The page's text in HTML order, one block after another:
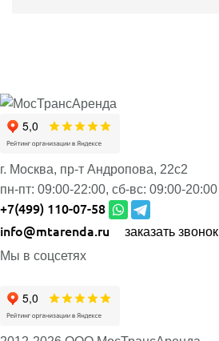
г. Москва, пр-т Андропова, 22с2
пн-пт: 09:00-22:00, сб-вс: 09:00-20:00
+7(499) 110-07-58
info@mtarenda.ru
заказать звонок
Мы в соцсетях